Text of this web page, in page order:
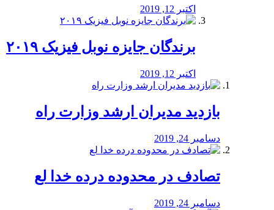
اکتبر 12, 2019
برندگان جایزه نوبل فیزیک ۲۰۱۹
اکتبر 12, 2019
بازدید مدیران ارشد وزارت راه
دسامبر 24, 2019
تصادف در محدوده درده خدا لع
دسامبر 24, 2019